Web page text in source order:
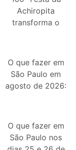
agosto de 2026
Achiropita
transforma o
durante agosto
de 2026
O que fazer em
São Paulo em
agosto de 2026:
exposições,
parques e
passeios
O que fazer em
São Paulo nos